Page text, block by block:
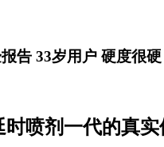
告 33岁用户 硬度很
时喷剂一代的真